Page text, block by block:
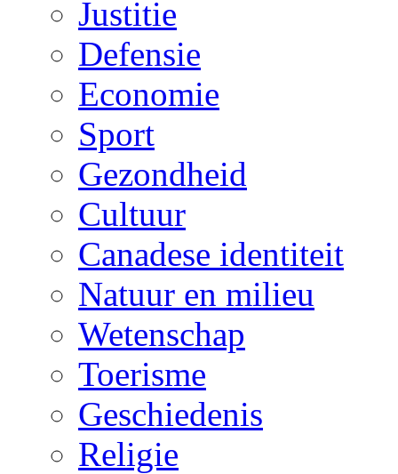
Justitie
Defensie
Economie
Sport
Gezondheid
Cultuur
Canadese identiteit
Natuur en milieu
Wetenschap
Toerisme
Geschiedenis
Religie